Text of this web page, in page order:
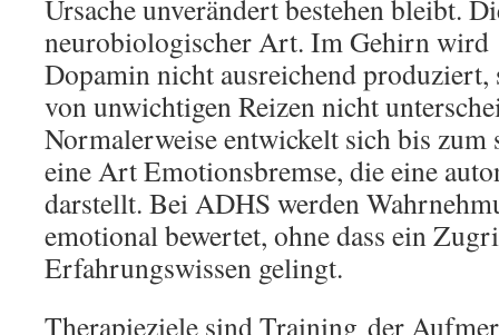
Ursache unverändert bestehen bleibt.
neurobiologischer Art. Im Gehirn
Dopamin nicht ausreichend produziert,
von unwichtigen Reizen nicht
Normalerweise entwickelt sich bis zum
eine Art Emotionsbremse, die eine
darstellt. Bei ADHS werden
emotional bewertet, ohne dass ein
Erfahrungswissen gelingt.
Therapieziele sind Training der